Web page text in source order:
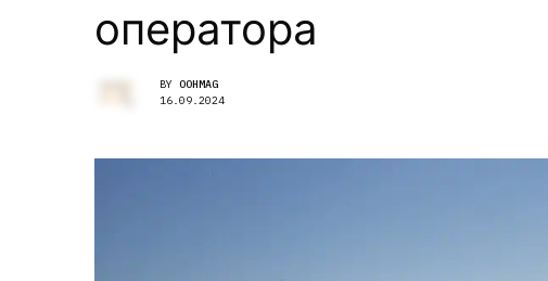
оператора
BY OOHMAG
16.09.2024